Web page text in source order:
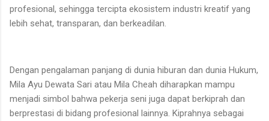
profesional, sehingga tercipta ekosistem industri kreatif yang
lebih sehat, transparan, dan berkeadilan.
Dengan pengalaman panjang di dunia hiburan dan dunia Hukum,
Mila Ayu Dewata Sari atau Mila Cheah diharapkan mampu
menjadi simbol bahwa pekerja seni juga dapat berkiprah dan
berprestasi di bidang profesional lainnya. Kiprahnya sebagai